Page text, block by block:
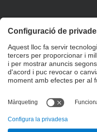
© UPC Escola Tècnica
Canals i Ports de Barcelona
Mapa
Avís legal